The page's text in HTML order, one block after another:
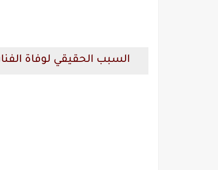
السبب الحقيقي لوفاة